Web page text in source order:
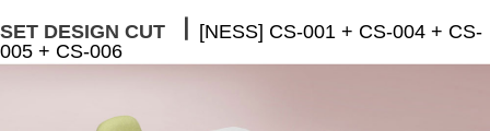
SET DESIGN CUT
[NESS] CS-001 + CS-004 + CS-
005 + CS-006